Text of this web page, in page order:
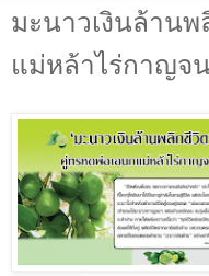
มะนาวเงินล้าน
แม่หล้าไร่กาญจ